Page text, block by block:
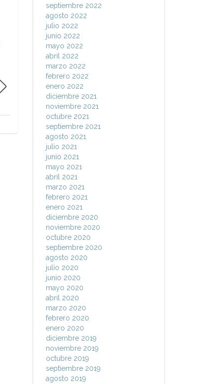
septiembre 2022
agosto 2022
julio 2022
junio 2022
mayo 2022
abril 2022
marzo 2022
febrero 2022
enero 2022
diciembre 2021
noviembre 2021
octubre 2021
septiembre 2021
agosto 2021
julio 2021
junio 2021
mayo 2021
abril 2021
marzo 2021
febrero 2021
enero 2021
diciembre 2020
noviembre 2020
octubre 2020
septiembre 2020
agosto 2020
julio 2020
junio 2020
mayo 2020
abril 2020
marzo 2020
febrero 2020
enero 2020
diciembre 2019
noviembre 2019
octubre 2019
septiembre 2019
agosto 2019